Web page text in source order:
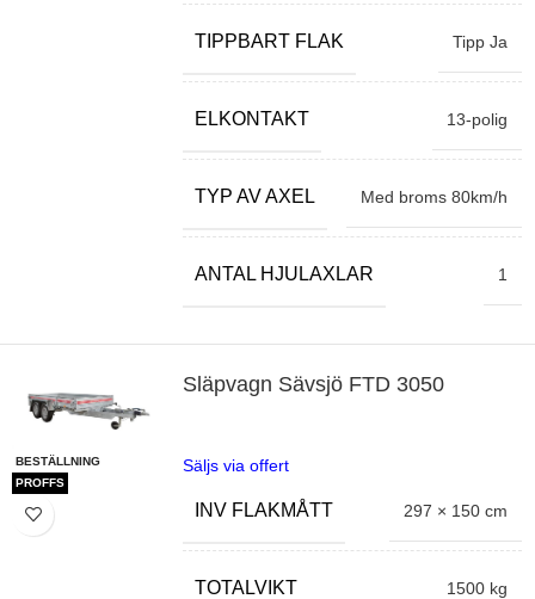
TIPPBART FLAK Tipp Ja
ELKONTAKT 13-polig
TYP AV AXEL Med broms 80km/h
ANTAL HJULAXLAR 1
BESTÄLLNING
PROFFS
Släpvagn Sävsjö FTD 3050
Säljs via offert
INV FLAKMÅTT 297 × 150 cm
TOTALVIKT 1500 kg